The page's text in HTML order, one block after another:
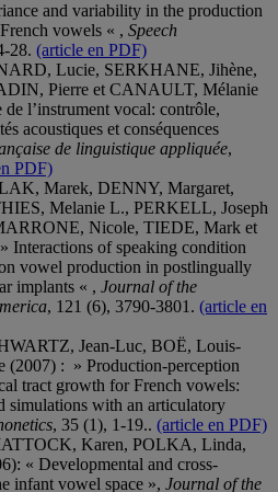
and variability in the production
vowels « , Speech
28. (article en PDF)
Lucie, SERKHANE, Jihène,
Pierre et CANAULT, Mélanie
l’instrument vocal: contrôle,
acoustiques et conséquences
de linguistique appliquée,
PDF)
Marek, DENNY, Margaret,
Melanie L., PERKELL, Joseph
Nicole, TIEDE, Mark et
of speaking condition
vowel production in postlingually
implants « , Journal of the
, 121 (6), 3790-3801. (article en
Jean-Luc, BOË, Louis-
(2007) : » Production-perception
tract growth for French vowels:
simulations with an articulatory
, 35 (1), 1-19.. (article en PDF)
Karen, POLKA, Linda,
« Developmental and cross-
infant vowel space », Journal of the